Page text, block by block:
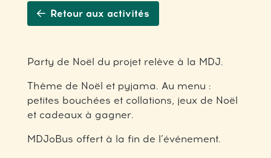
Retour aux activités
Party de Noël du projet relève à la MDJ.
Thème de Noël et pyjama. Au menu :
petites bouchées et collations, jeux de Noël
et cadeaux à gagner.
MDJoBus offert à la fin de l’événement.